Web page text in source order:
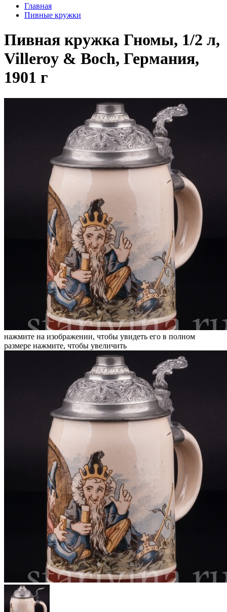
Главная
Пивные кружки
Пивная кружка Гномы, 1/2 л,
Villeroy & Boch, Германия,
1901 г
нажмите на изображении, чтобы увидеть его в полном
размере нажмите, чтобы увеличить